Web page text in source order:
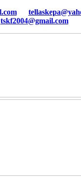
tskf2004@gmail.com